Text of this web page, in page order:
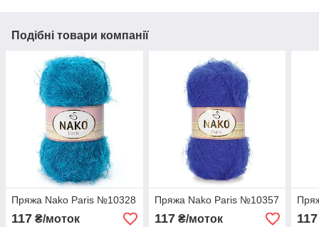
Подібні товари компанії
Пряжа Nako Paris №10328
117 ₴/моток
Пряжа Nako Paris №10357
117₴/моток 117